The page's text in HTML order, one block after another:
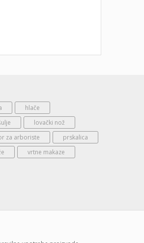
hlače
lovački nož
za arboriste
prskalica
vrtne makaze